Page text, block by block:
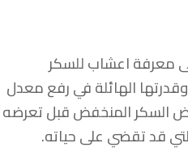
معرفة اعشاب للسكر
الهائلة في رفع معدل
السكر المنخفض قبل تعرضه
قد تقضي على حياته.